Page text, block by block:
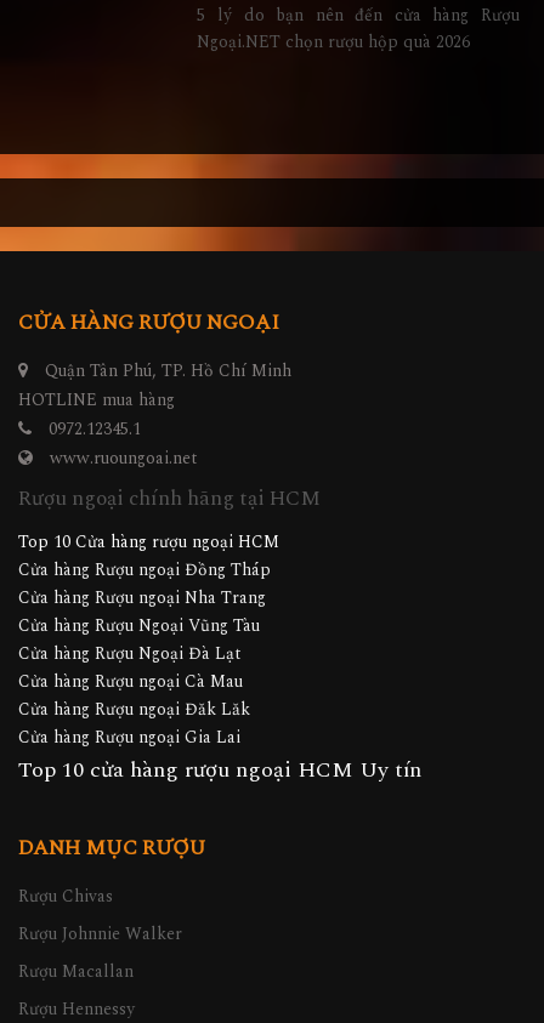
5 lý do bạn nên đến cửa hàng Rượu
Ngoại.NET chọn rượu hộp quà 2026
CỬA HÀNG RƯỢU NGOẠI
Quận Tân Phú, TP. Hồ Chí Minh
HOTLINE mua hàng
0972.12345.1
www.ruoungoai.net
Rượu ngoại chính hãng tại HCM
Top 10 Cửa hàng rượu ngoại HCM
Cửa hàng Rượu ngoại Đồng Tháp
Cửa hàng Rượu ngoại Nha Trang
Cửa hàng Rượu Ngoại Vũng Tàu
Cửa hàng Rượu Ngoại Đà Lạt
Cửa hàng Rượu ngoại Cà Mau
Cửa hàng Rượu ngoại Đăk Lăk
Cửa hàng Rượu ngoại Gia Lai
Top 10 cửa hàng rượu ngoại HCM Uy tín
DANH MỤC RƯỢU
Rượu Chivas
Rượu Johnnie Walker
Rượu Macallan
Rượu Hennessy